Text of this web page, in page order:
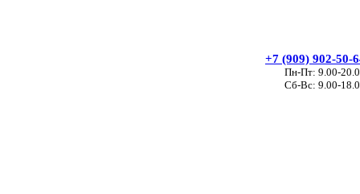
+7 (909) 902-50-
Пн-Пт: 9.00-
Сб-Вс: 9.00-